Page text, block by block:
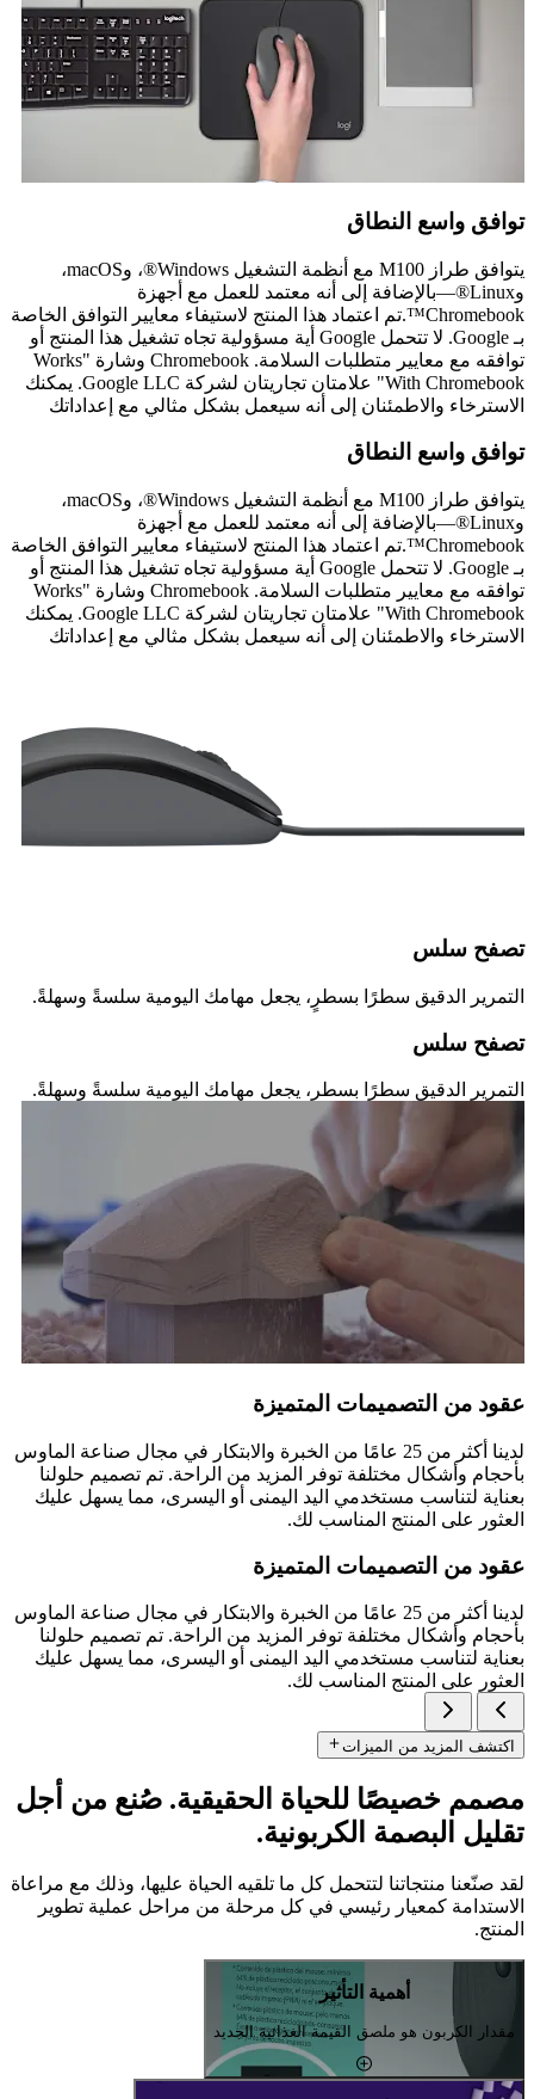
توافق واسع النطاق
يتوافق طراز M100 مع أنظمة التشغيل Windows®، وmacOS،
وLinux®—بالإضافة إلى أنه معتمد للعمل مع أجهزة
Chromebook™.تم اعتماد هذا المنتج لاستيفاء معايير التوافق الخاصة
بـ Google. لا تتحمل Google أية مسؤولية تجاه تشغيل هذا المنتج أو
توافقه مع معايير متطلبات السلامة. Chromebook وشارة "Works
With Chromebook" علامتان تجاريتان لشركة Google LLC. يمكنك
الاسترخاء والاطمئنان إلى أنه سيعمل بشكل مثالي مع إعداداتك
توافق واسع النطاق
يتوافق طراز M100 مع أنظمة التشغيل Windows®، وmacOS،
وLinux®—بالإضافة إلى أنه معتمد للعمل مع أجهزة
Chromebook™.تم اعتماد هذا المنتج لاستيفاء معايير التوافق الخاصة
بـ Google. لا تتحمل Google أية مسؤولية تجاه تشغيل هذا المنتج أو
توافقه مع معايير متطلبات السلامة. Chromebook وشارة "Works
With Chromebook" علامتان تجاريتان لشركة Google LLC. يمكنك
الاسترخاء والاطمئنان إلى أنه سيعمل بشكل مثالي مع إعداداتك
تصفح سلس
التمرير الدقيق سطرًا بسطرٍ، يجعل مهامك اليومية سلسةً وسهلةً.
تصفح سلس
التمرير الدقيق سطرًا بسطرٍ، يجعل مهامك اليومية سلسةً وسهلةً.
عقود من التصميمات المتميزة
لدينا أكثر من 25 عامًا من الخبرة والابتكار في مجال صناعة الماوس
بأحجام وأشكال مختلفة توفر المزيد من الراحة. تم تصميم حلولنا
بعناية لتناسب مستخدمي اليد اليمنى أو اليسرى، مما يسهل عليك
العثور على المنتج المناسب لك.
عقود من التصميمات المتميزة
لدينا أكثر من 25 عامًا من الخبرة والابتكار في مجال صناعة الماوس
بأحجام وأشكال مختلفة توفر المزيد من الراحة. تم تصميم حلولنا
بعناية لتناسب مستخدمي اليد اليمنى أو اليسرى، مما يسهل عليك
العثور على المنتج المناسب لك.
اكتشف المزيد من الميزات
مصمم خصيصًا للحياة الحقيقية. صُنع من أجل
تقليل البصمة الكربونية.
لقد صنّعنا منتجاتنا لتتحمل كل ما تلقيه الحياة عليها، وذلك مع مراعاة
الاستدامة كمعيار رئيسي في كل مرحلة من مراحل عملية تطوير
المنتج.
أهمية التأثير
مقدار الكربون هو ملصق القيمة الغذائية الجديد